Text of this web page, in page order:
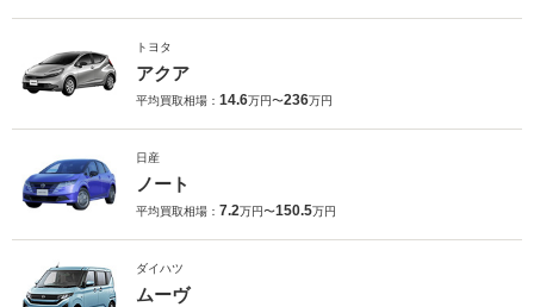
トヨタ
アクア
平均買取相場： 14.6万円〜236万円
日産
ノート
平均買取相場： 7.2万円〜150.5万円
ダイハツ
ムーヴ